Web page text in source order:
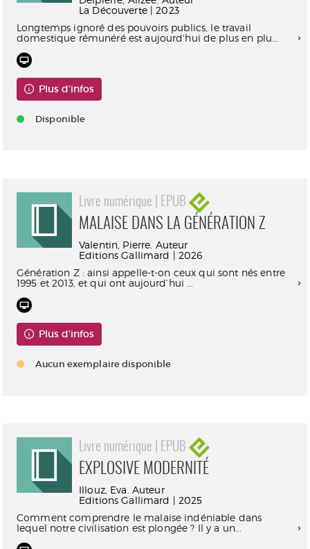
La Découverte | 2023
Longtemps ignoré des pouvoirs publics, le travail
domestique rémunéré est aujourd'hui de plus en plu...
Plus d'infos
Disponible
Livre numérique | EPUB
MALAISE DANS LA GÉNÉRATION Z
Valentin, Pierre. Auteur
Editions Gallimard | 2026
Génération Z : ainsi appelle-t-on ceux qui sont nés entre
1995 et 2013, et qui ont aujourd’hui ...
Plus d'infos
Aucun exemplaire disponible
Livre numérique | EPUB
EXPLOSIVE MODERNITÉ
Illouz, Eva. Auteur
Editions Gallimard | 2025
Comment comprendre le malaise indéniable dans
lequel notre civilisation est plongée ? Il y a un...